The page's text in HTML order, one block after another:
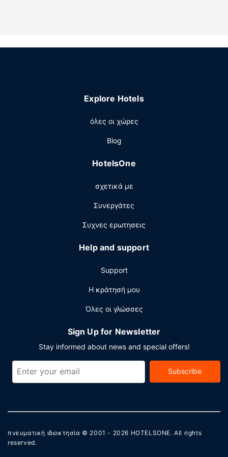
Επωφεληθείτε από τις ψυχαγωγικές δυνατότητες που
Πάρτε κάτι να φάτε από το μπαρ με σνακ/ντελικατέσεν,
κατάλυμα (Hampton Inn Richland). Σερβίρεται δωρεάν
Στις σημαντικές παροχές περιλαμβάνονται ένα
check-out. Στους χώρους μας θα βρείτε δωρεάν
Explore Hotels
όλες οι χώρες
Blog
HotelsOne
σχετικά με
Συνεργάτες
Συχνες ερωτησεις
Help and support
Support
Η κράτησή μου
Όλες οι γλώσσες
Sign Up for Newsletter
Stay informed about news and special offers!
Subscribe
πνευματική ιδιοκτησία © 2001 - 2026 HOTELSONE. All rights
reserved.